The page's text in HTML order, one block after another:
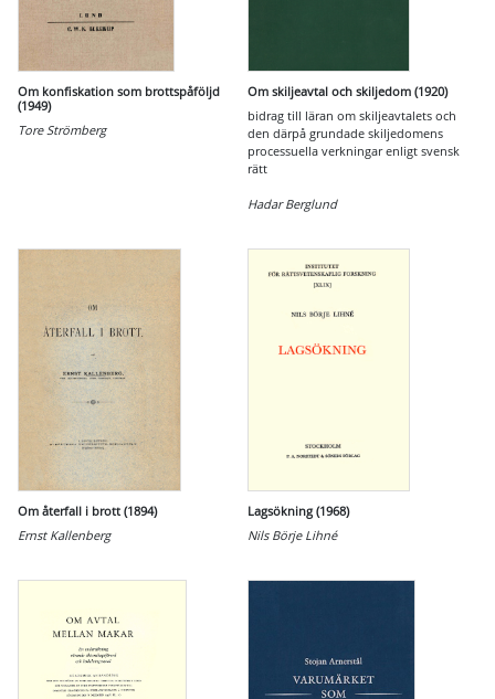
Om konfiskation som brottspåföljd
(1949)
Tore Strömberg
Om skiljeavtal och skiljedom (1920)
bidrag till läran om skiljeavtalets och
den därpå grundade skiljedomens
processuella verkningar enligt svensk
rätt
Hadar Berglund
Om återfall i brott (1894)
Ernst Kallenberg
Lagsökning (1968)
Nils Börje Lihné